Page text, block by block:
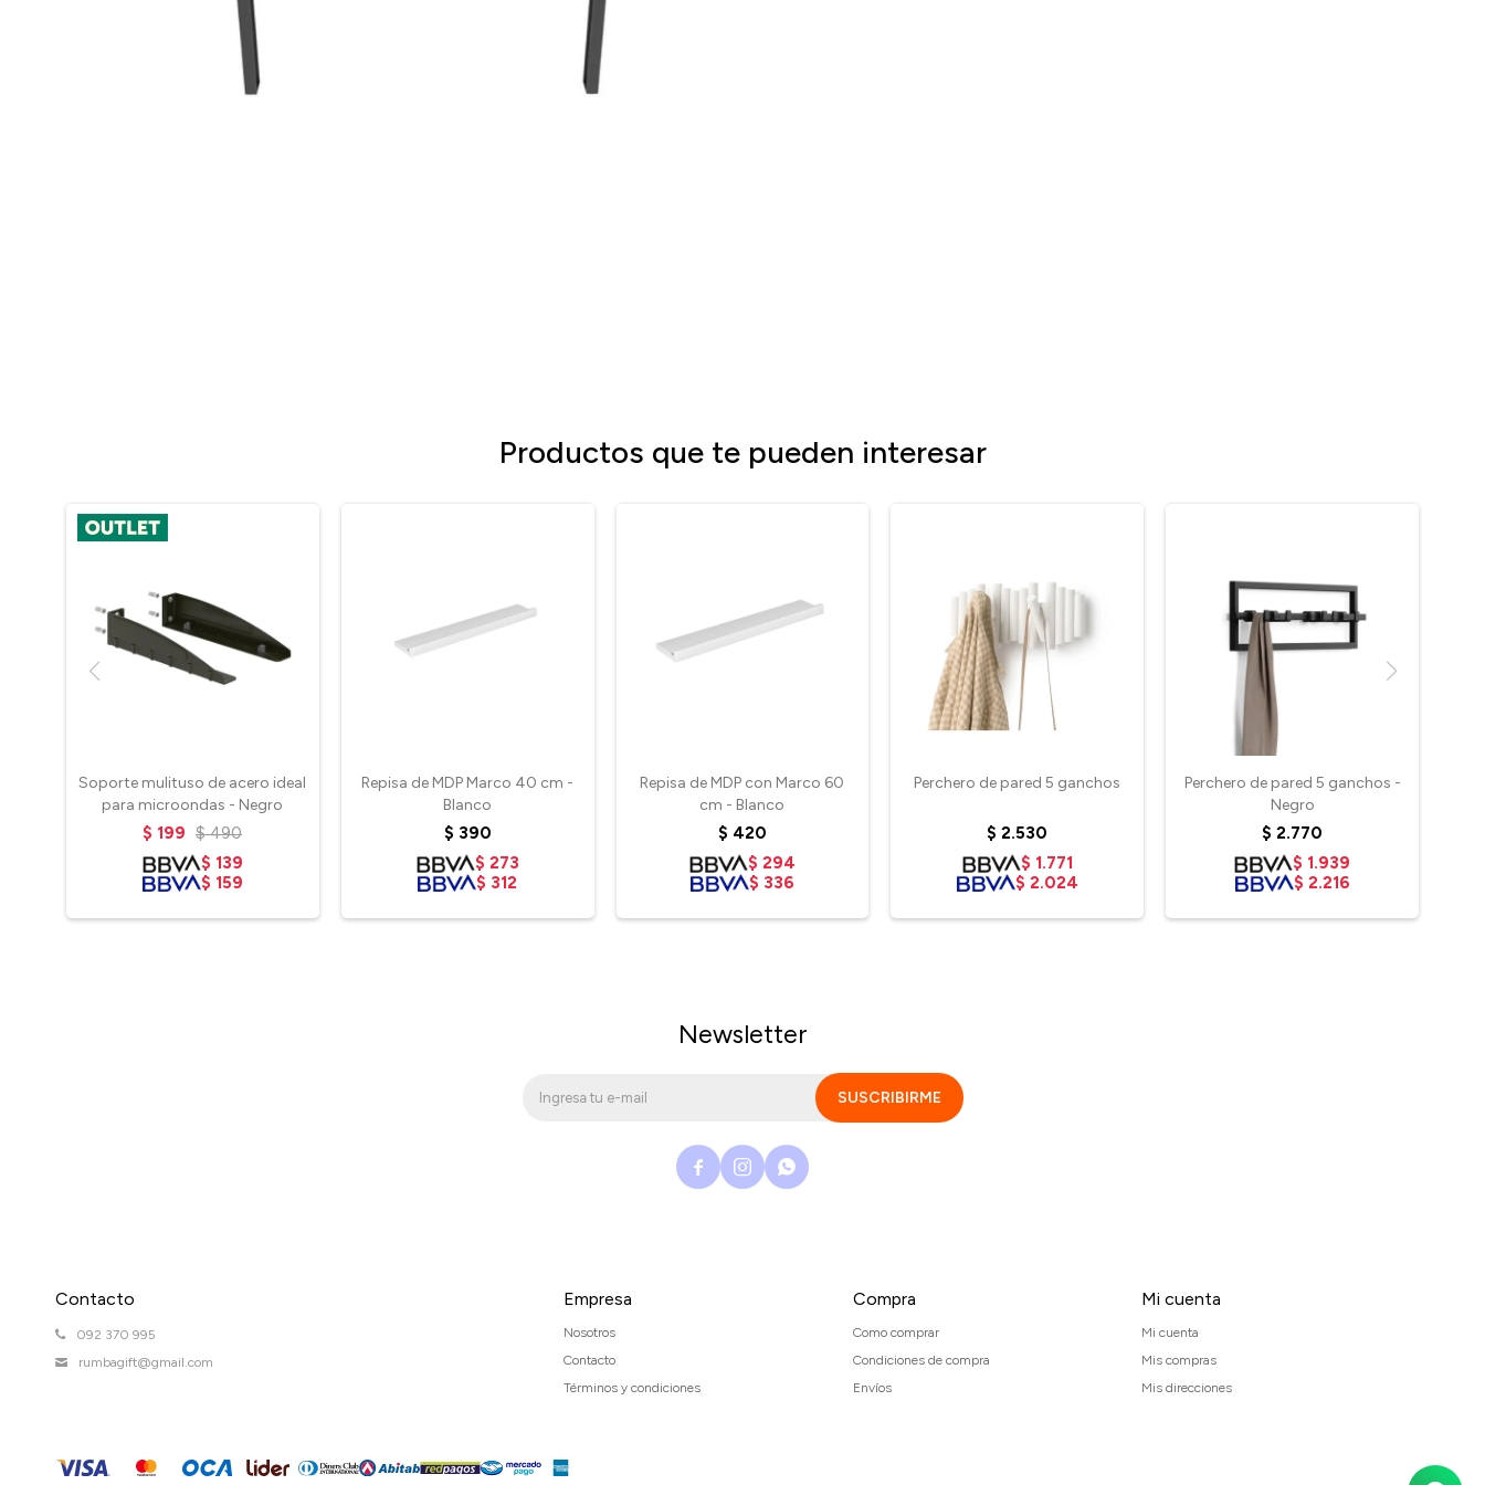
Productos que te pueden interesar
Soporte mulituso de acero ideal
para microondas - Negro
$ 199 $ 490
$ 139
$ 159
Repisa de MDP Marco 40 cm -
Blanco
$ 390
$ 273
$ 312
Repisa de MDP con Marco 60
cm - Blanco
$ 420
$ 294
$ 336
Perchero de pared 5 ganchos
$ 2.530
$ 1.771
$ 2.024
Perchero de pared 5 ganchos -
Negro
$ 2.770
$ 1.939
$ 2.216
Contacto
092 370 995
rumbagift@gmail.com
Empresa
Nosotros
Contacto
Términos y condiciones
Compra
Como comprar
Condiciones de compra
Envíos
Mi cuenta
Mi cuenta
Mis compras
Mis direcciones
Newsletter
SUSCRIBIRME
  